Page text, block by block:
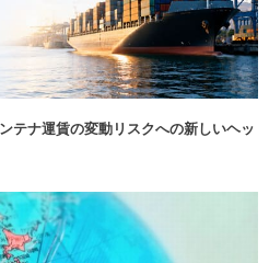
テナ運賃の変動リスクへの新しいヘッ